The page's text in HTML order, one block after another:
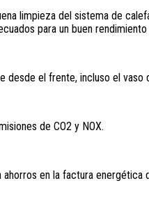
limpieza del sistema de
para un buen
desde el frente, incluso el vaso
de CO2 y NOX.
en la factura energética